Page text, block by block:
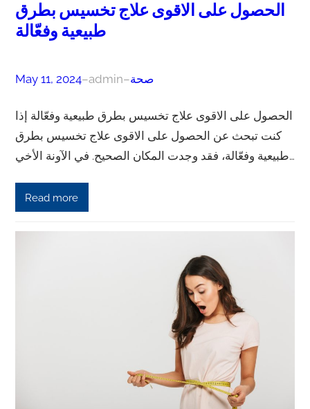
الحصول على الاقوى علاج تخسيس بطرق
طبيعية وفعّالة
May 11, 2024–admin–صحة
الحصول على الاقوى علاج تخسيس بطرق طبيعية وفعّالة إذا
كنت تبحث عن الحصول على الاقوى علاج تخسيس بطرق
طبيعية وفعّالة، فقد وجدت المكان الصحيح. في الآونة الأخي…
Read more